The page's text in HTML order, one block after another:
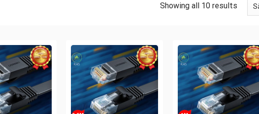
Showing all 10 results